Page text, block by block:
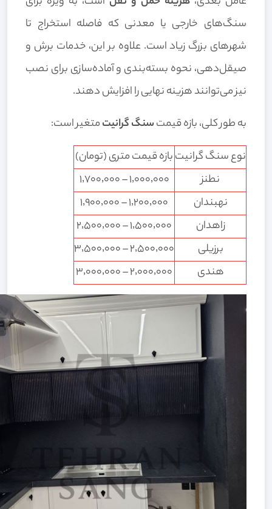
سنگ‌های خارجی یا معدنی که فاصله استخراج تا
شهرهای بزرگ زیاد است. علاوه بر این، خدمات برش و
صیقل‌دهی، نحوه بسته‌بندی و آماده‌سازی برای نصب
نیز می‌توانند هزینه نهایی را افزایش دهند.
به طور کلی، بازه قیمتسنگ گرانیتمتغیر است:
نوع سنگ گرانیتبازه قیمت متری (تومان)
نطنز
۱٬۰۰۰٬۰۰۰ – ۱٬۷۰۰٬۰۰۰
نهبندان
۱٬۲۰۰٬۰۰۰ – ۱٬۹۰۰٬۰۰۰
زاهدان
۱٬۵۰۰٬۰۰۰ – ۲٬۵۰۰٬۰۰۰
برزیلی
۲٬۵۰۰٬۰۰۰ – ۳٬۵۰۰٬۰۰۰
هندی
۲٬۰۰۰٬۰۰۰ – ۳٬۰۰۰٬۰۰۰